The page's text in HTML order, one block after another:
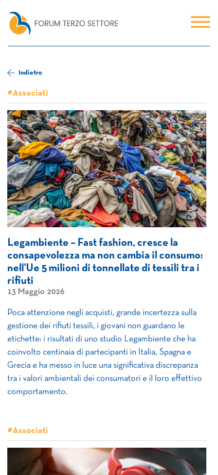
Indietro
#Associati
Legambiente – Fast fashion, cresce la
consapevolezza ma non cambia il consumo:
nell’Ue 5 milioni di tonnellate di tessili tra i
rifiuti
13 Maggio 2026
Poca attenzione negli acquisti, grande incertezza sulla
gestione dei rifiuti tessili, i giovani non guardano le
etichette: i risultati di uno studio Legambiente che ha
coinvolto centinaia di partecipanti in Italia, Spagna e
Grecia e ha messo in luce una significativa discrepanza
tra i valori ambientali dei consumatori e il loro effettivo
comportamento.
#Associati